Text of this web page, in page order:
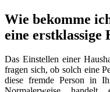
Wie bekomme
eine erstklassige
Das Einstellen einer
fragen sich, ob solch eine
diese fremde Person in